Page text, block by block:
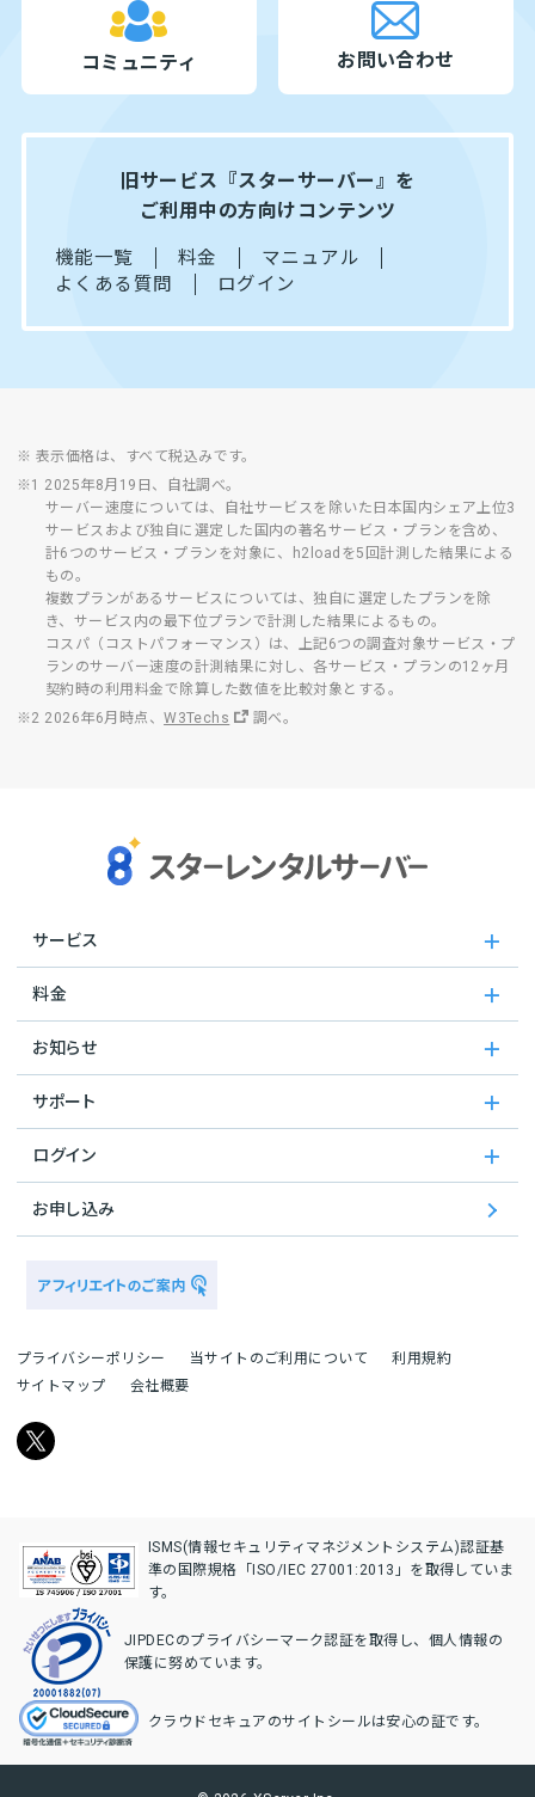
コミュニティ お問い合わせ
旧サービス『スターサーバー』を
ご利用中の方向けコンテンツ
機能一覧 料金
マニュアル
よくある質問
ログイン
※ 表示価格は、すべて税込みです。
※1 2025年8月19日、自社調べ。
サーバー速度については、自社サービスを除いた日本国内シェア上位3
サービスおよび独自に選定した国内の著名サービス・プランを含め、
計6つのサービス・プランを対象に、h2loadを5回計測した結果による
もの。
複数プランがあるサービスについては、独自に選定したプランを除
き、サービス内の最下位プランで計測した結果によるもの。
コスパ（コストパフォーマンス）は、上記6つの調査対象サービス・プ
ランのサーバー速度の計測結果に対し、各サービス・プランの12ヶ月
契約時の利用料金で除算した数値を比較対象とする。
※2 2026年6月時点、W3Techs 調べ。
サービス
料金
お知らせ
サポート
ログイン
お申し込み
プライバシーポリシー 当サイトのご利用について
利用規約
サイトマップ
会社概要
ISMS(情報セキュリティマネジメントシステム)認証基
準の国際規格「ISO/IEC 27001:2013」を取得していま
す。
JIPDECのプライバシーマーク認証を取得し、個人情報の
保護に努めています。
クラウドセキュアのサイトシールは安心の証です。